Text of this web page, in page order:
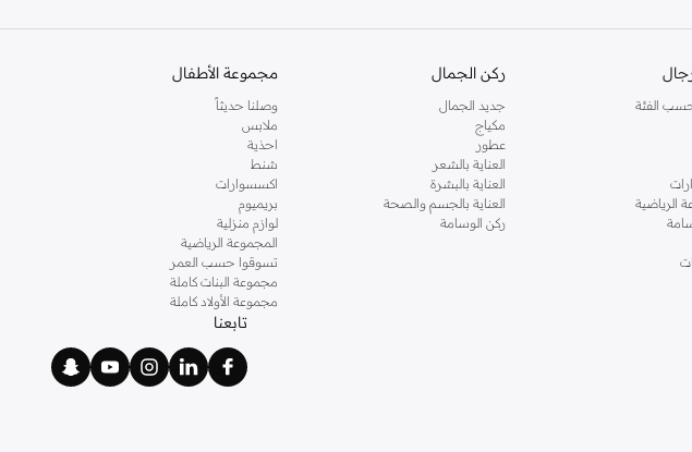
الفئة
الرياضية
ركن الجمال
جديد الجمال
مكياج
عطور
العناية بالشعر
العناية بالبشرة
العناية بالجسم والصحة
ركن الوسامة
مجموعة الأطفال
وصلنا حديثاً
ملابس
احذية
شنط
اكسسوارات
بريميوم
لوازم منزلية
المجموعة الرياضية
تسوقوا حسب العمر
مجموعة البنات كاملة
مجموعة الأولاد كاملة
تابعنا